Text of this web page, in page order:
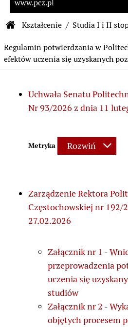
www.pcz.pl
Ścieżka nawigacyjna
Strona główna
Kształcenie Studia I i II
Regulamin potwierdzania w
efektów uczenia się uzyskanych
Treść strony
Uchwała Senatu
Nr 93/2026 z dnia 11
Metryka Rozwiń
Zarządzenie Rektora
Częstochowskiej nr 192/
27.02.2026
Załącznik nr 1 -
przeprowadzenia
uczenia się
studiów
Załącznik nr 2 -
objętych procesem